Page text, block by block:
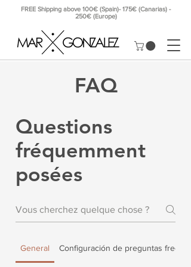
FREE Shipping above 100€ (Spain)- 175€ (Canarias) -
250€ (Europe)
FAQ
Questions
fréquemment
posées
General Configuración de preguntas